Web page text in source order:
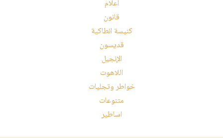
أعلام
قانون
كنيسة انطاكية
قديسون
الإنجيل
اللاهوت
خواطر وتجليات
متنوعات
اساطير